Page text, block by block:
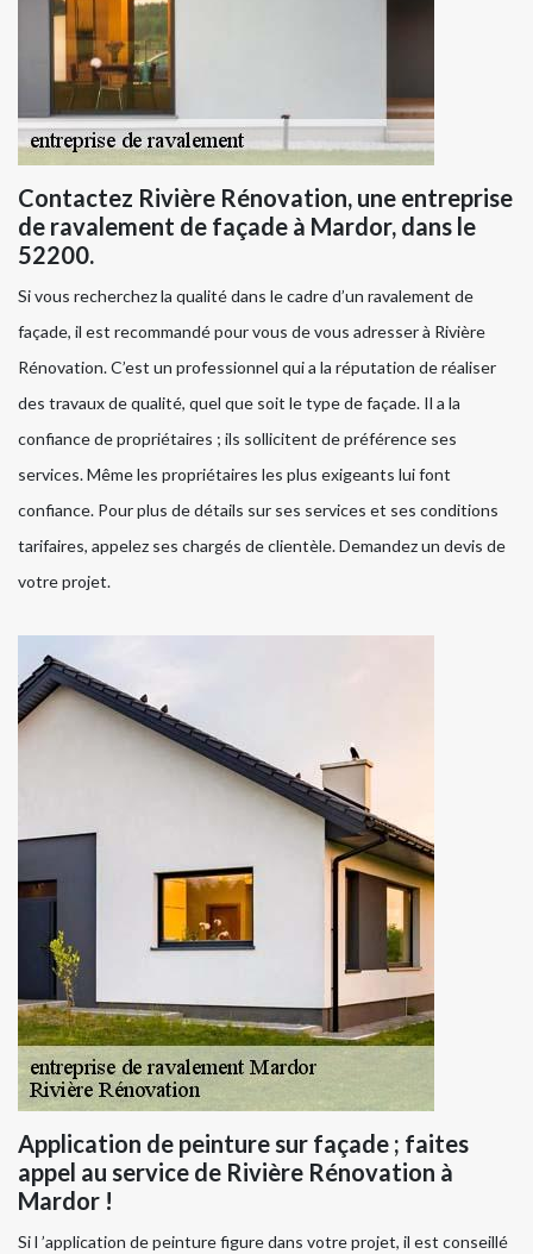
Contactez Rivière Rénovation, une entreprise
de ravalement de façade à Mardor, dans le
52200.
Si vous recherchez la qualité dans le cadre d’un ravalement de
façade, il est recommandé pour vous de vous adresser à Rivière
Rénovation. C’est un professionnel qui a la réputation de réaliser
des travaux de qualité, quel que soit le type de façade. Il a la
confiance de propriétaires ; ils sollicitent de préférence ses
services. Même les propriétaires les plus exigeants lui font
confiance. Pour plus de détails sur ses services et ses conditions
tarifaires, appelez ses chargés de clientèle. Demandez un devis de
votre projet.
Application de peinture sur façade ; faites
appel au service de Rivière Rénovation à
Mardor !
Si l ’application de peinture figure dans votre projet, il est conseillé